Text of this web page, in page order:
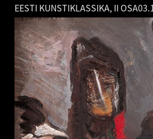
EESTI KUNSTIKLASSIKA, II OSA